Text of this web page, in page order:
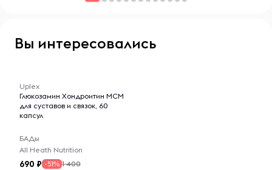
Вы интересовались
Uplex
Глюкозамин Хондроитин МСМ
для суставов и связок, 60
капсул
БАДы
All Heath Nutrition
690 -51% 1 400